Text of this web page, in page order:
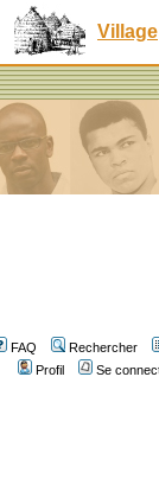
Village
FAQ
Rechercher
Profil
Se